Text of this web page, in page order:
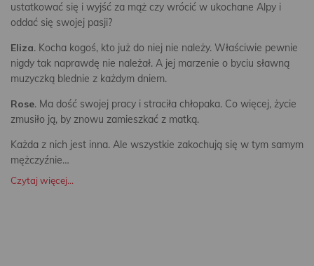
ustatkować się i wyjść za mąż czy wrócić w ukochane Alpy i
oddać się swojej pasji?
Eliza. Kocha kogoś, kto już do niej nie należy. Właściwie pewnie
nigdy tak naprawdę nie należał. A jej marzenie o byciu sławną
muzyczką blednie z każdym dniem.
Rose. Ma dość swojej pracy i straciła chłopaka. Co więcej, życie
zmusiło ją, by znowu zamieszkać z matką.
Każda z nich jest inna. Ale wszystkie zakochują się w tym samym
mężczyźnie…
Czytaj więcej...